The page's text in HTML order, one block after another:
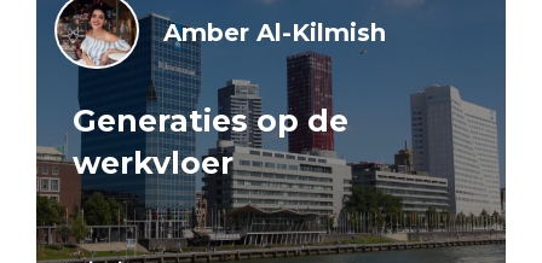
Amber Al-Kilmish
Generaties op de
werkvloer